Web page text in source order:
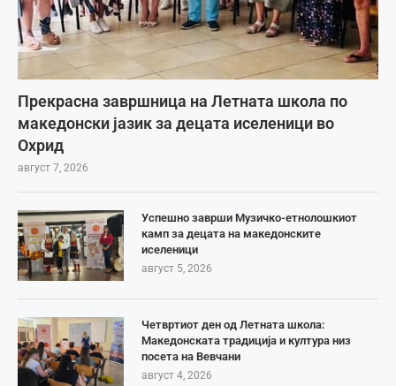
Прекрасна завршница на Летната школа по
македонски јазик за децата иселеници во
Охрид
август 7, 2026
Успешно заврши Музичко-етнолошкиот
камп за децата на македонските
иселеници
август 5, 2026
Четвртиот ден од Летната школа:
Македонската традиција и култура низ
посета на Вевчани
август 4, 2026